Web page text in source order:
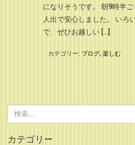
になりそうです。 朝9時半
人出で安心しました。 いろ
で、ぜひお越しい […]
カテゴリー: ブログ, 楽しむ
索:
カテゴリー